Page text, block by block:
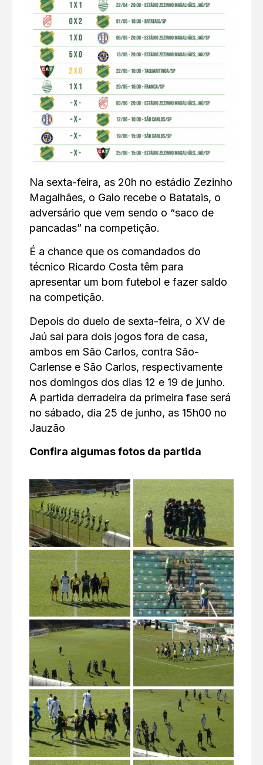
Na sexta-feira, as 20h no estádio Zezinho
Magalhães, o Galo recebe o Batatais, o
adversário que vem sendo o “saco de
pancadas” na competição.
É a chance que os comandados do
técnico Ricardo Costa têm para
apresentar um bom futebol e fazer saldo
na competição.
Depois do duelo de sexta-feira, o XV de
Jaú sai para dois jogos fora de casa,
ambos em São Carlos, contra São-
Carlense e São Carlos, respectivamente
nos domingos dos dias 12 e 19 de junho.
A partida derradeira da primeira fase será
no sábado, dia 25 de junho, as 15h00 no
Jauzão
Confira algumas fotos da partida